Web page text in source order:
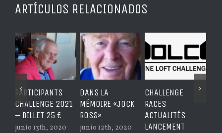
ARTÍCULOS RELACIONADOS
PARTICIPANTS
CHALLENGE 2021
– BILLET 25 €
junio 13th, 2020
DANS LA
MÉMOIRE «JOCK
ROSS»
junio 12th, 2020
CHALLENGE
RACES
ACTUALITÉS
LANCEMENT